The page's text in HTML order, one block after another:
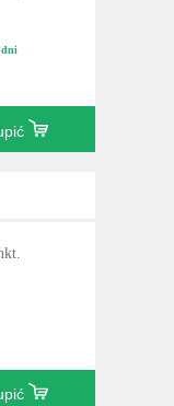
dni